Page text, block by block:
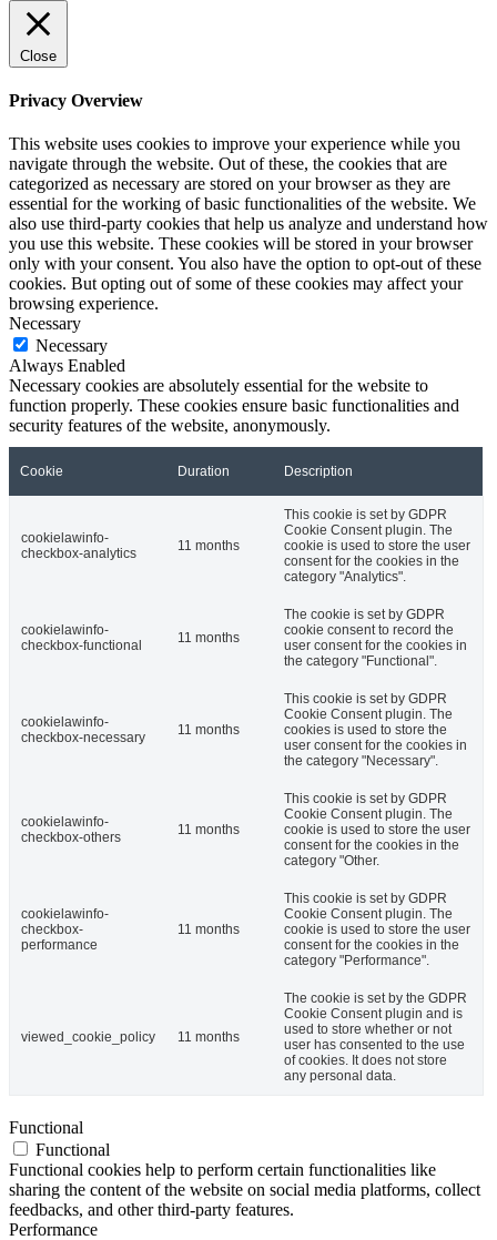
Close
Privacy Overview
This website uses cookies to improve your experience while you
navigate through the website. Out of these, the cookies that are
categorized as necessary are stored on your browser as they are
essential for the working of basic functionalities of the website. We
also use third-party cookies that help us analyze and understand how
you use this website. These cookies will be stored in your browser
only with your consent. You also have the option to opt-out of these
cookies. But opting out of some of these cookies may affect your
browsing experience.
Necessary
Necessary
Always Enabled
Necessary cookies are absolutely essential for the website to
function properly. These cookies ensure basic functionalities and
security features of the website, anonymously.
Cookie Duration Description
cookielawinfo-
checkbox-analytics
11 months
This cookie is set by GDPR
Cookie Consent plugin. The
cookie is used to store the user
consent for the cookies in the
category "Analytics".
cookielawinfo-
checkbox-functional
11 months
The cookie is set by GDPR
cookie consent to record the
user consent for the cookies in
the category "Functional".
cookielawinfo-
checkbox-necessary
11 months
This cookie is set by GDPR
Cookie Consent plugin. The
cookies is used to store the
user consent for the cookies in
the category "Necessary".
cookielawinfo-
checkbox-others
11 months
This cookie is set by GDPR
Cookie Consent plugin. The
cookie is used to store the user
consent for the cookies in the
category "Other.
cookielawinfo-
checkbox-
performance
11 months
This cookie is set by GDPR
Cookie Consent plugin. The
cookie is used to store the user
consent for the cookies in the
category "Performance".
viewed_cookie_policy 11 months
The cookie is set by the GDPR
Cookie Consent plugin and is
used to store whether or not
user has consented to the use
of cookies. It does not store
any personal data.
Functional
Functional
Functional cookies help to perform certain functionalities like
sharing the content of the website on social media platforms, collect
feedbacks, and other third-party features.
Performance